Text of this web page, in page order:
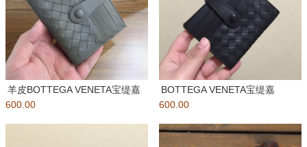
羊皮BOTTEGA VENETA宝缇嘉
2017年专柜同步新
600.00
BOTTEGA VENETA宝缇嘉
2017年专柜同步新两折
600.00